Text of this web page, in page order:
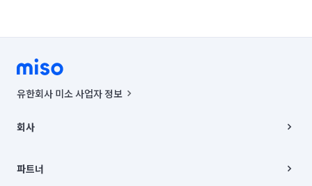
유한회사 미소 사업자 정보
00019 |
주소 | 본사: 서울특별시 종로구 율곡로 6(중학동, 트윈트리빌딩) B동 5층
컨택센터 : 서울특별시 종로구 수송동 율곡로 24, 7층, 8층 미소
회사
채용
파트너